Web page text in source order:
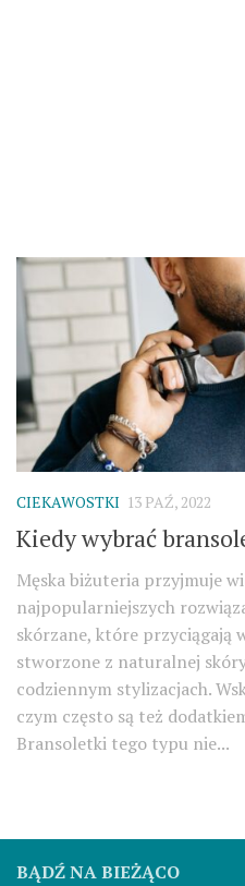
CIEKAWOSTKI 13 PAŹ, 2022
Kiedy wybrać
Męska biżuteria przyjmuje
najpopularniejszych
skórzane, które przyciągają
stworzone z naturalnej
codziennym stylizacjach.
czym często są też
Bransoletki tego typu nie...
BĄDŹ NA BIEŻĄCO